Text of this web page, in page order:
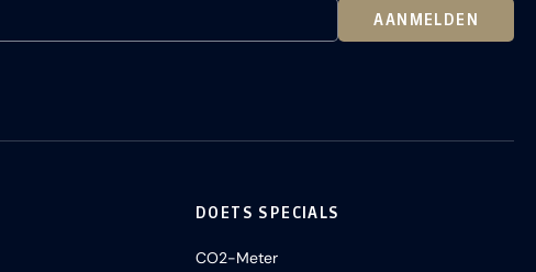
AANMELDEN
DOETS SPECIALS
CO2-Meter